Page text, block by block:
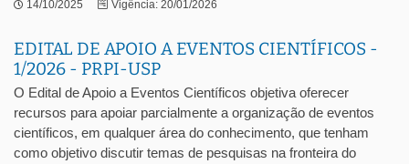
14/10/2025 Vigência: 20/01/2026
EDITAL DE APOIO A EVENTOS CIENTÍFICOS -
1/2026 - PRPI-USP
O Edital de Apoio a Eventos Científicos objetiva oferecer
recursos para apoiar parcialmente a organização de eventos
científicos, em qualquer área do conhecimento, que tenham
como objetivo discutir temas de pesquisas na fronteira do